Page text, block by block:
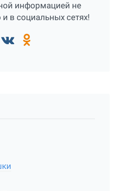
информацией не
и в социальных сетях!